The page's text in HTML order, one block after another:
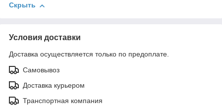
Скрыть
Условия доставки
Доставка осуществляется только по предоплате.
Самовывоз
Доставка курьером
Транспортная компания